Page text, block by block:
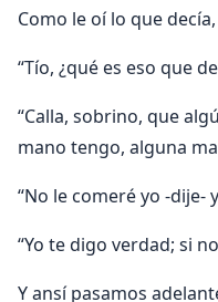
Como le oí lo que
“Tío, ¿qué es eso que
“Calla, sobrino, que
mano tengo, alguna
“No le comeré yo -dije-
“Yo te digo verdad; si
Y ansí pasamos